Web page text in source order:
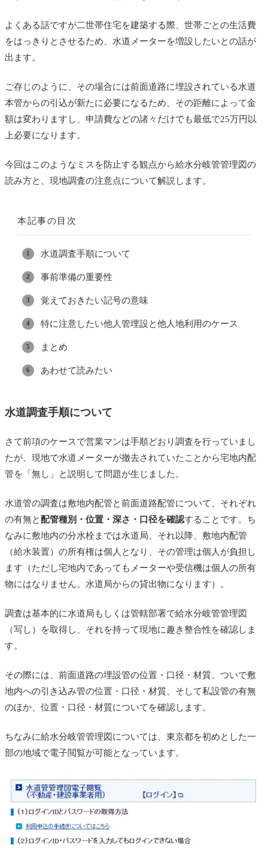
よくある話ですが二世帯住宅を建築する際、世帯ごとの生活費
をはっきりとさせるため、水道メーターを増設したいとの話が
出ます。
ご存じのように、その場合には前面道路に埋設されている水道
本管からの引込が新たに必要になるため、その距離によって金
額は変わりますし、申請費などの諸々だけでも最低で25万円以
上必要になります。
今回はこのようなミスを防止する観点から給水分岐管管理図の
読み方と、現地調査の注意点について解説します。
本記事の目次
水道調査手順について
事前準備の重要性
覚えておきたい記号の意味
特に注意したい他人管埋設と他人地利用のケース
まとめ
あわせて読みたい
水道調査手順について
さて前項のケースで営業マンは手順どおり調査を行っていまし
たが、現地で水道メーターが撤去されていたことから宅地内配
管を「無し」と説明して問題が生じました。
水道管の調査は敷地内配管と前面道路配管について、それぞれ
の有無と 配管種別・位置・深さ・口径を確認することです。ち
なみに敷地内の分水栓までは水道局、それ以降、敷地内配管
（給水装置）の所有権は個人となり、その管理は個人が負担し
ます（ただし宅地内であってもメーターや受信機は個人の所有
物にはなりません。水道局からの貸出物になります）。
調査は基本的に水道局もしくは管轄部署で給水分岐管管理図
（写し）を取得し、それを持って現地に趣き整合性を確認しま
す。
その際には、前面道路の埋設管の位置・口径・材質、ついで敷
地内への引き込み管の位置・口径・材質、そして私設管の有無
のほか、位置・口径・材質についてを確認します。
ちなみに給水分岐管管理図については、東京都を初めとした一
部の地域で電子閲覧が可能となっています。